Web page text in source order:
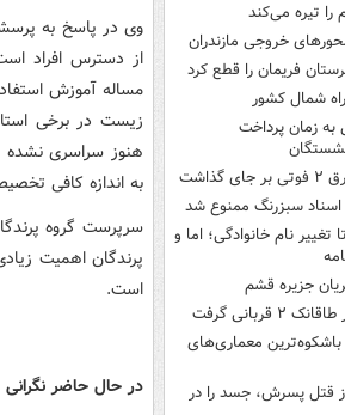
را تیره می‌کند
خروجی مازندران
فریمان را قطع کرد
شمال کشور
به زمان پرداخت
اسناد سبزرنگ ممنوع شد
نام خانوادگی؛ اما و
جزیره قشم
گرفت
معماری‌های
قتل پسرش، جسد را در
وی در پاسخ به
از دسترس افراد
مساله آموزش
زیست در برخی
هنوز سراسری نشده
به اندازه کافی
سرپرست گروه
پرندگان اهمیت
است.
در حال حاضر